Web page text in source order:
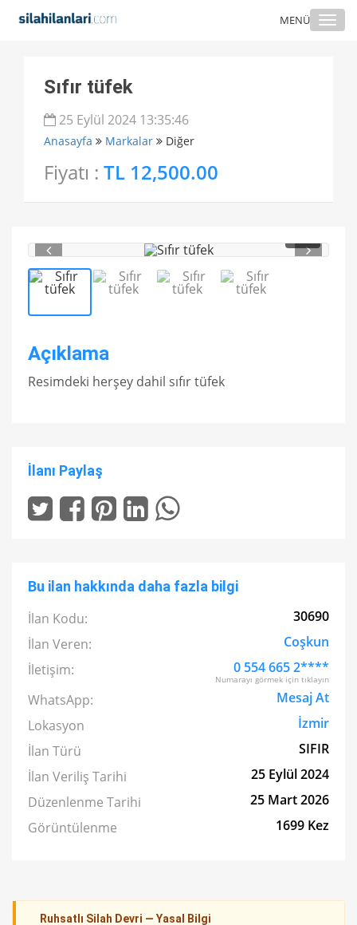
MENÜ
Sıfır tüfek
25 Eylül 2024 13:35:46
Anasayfa Markalar Diğer
Fiyatı : TL 12,500.00
1/ 4
Açıklama
Resimdeki herşey dahil sıfır tüfek
İlanı Paylaş
Bu ilan hakkında daha fazla bilgi
İlan Kodu:
30690
İlan Veren:
Coşkun
İletişim:
0 554 665 2****
Numarayı görmek için tıklayın
WhatsApp:
Mesaj At
Lokasyon
İzmir
İlan Türü
SIFIR
İlan Veriliş Tarihi
25 Eylül 2024
Düzenlenme Tarihi
25 Mart 2026
Görüntülenme
1699 Kez
Ruhsatlı Silah Devri — Yasal Bilgi